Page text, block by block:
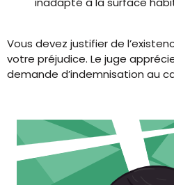
Vous devez justifier de
votre préjudice. Le juge
demande d’indemnisation au